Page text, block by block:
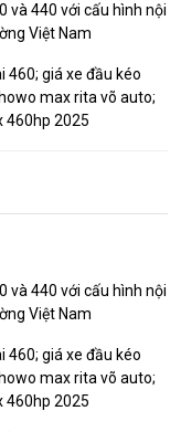
và 440 với cấu hình nội
Việt Nam
460; giá xe đầu kéo
max rita võ auto;
460hp 2025
và 440 với cấu hình nội
Việt Nam
460; giá xe đầu kéo
max rita võ auto;
460hp 2025